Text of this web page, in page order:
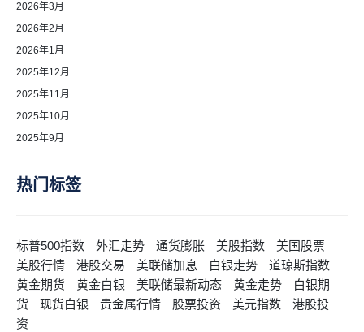
2026年3月
2026年2月
2026年1月
2025年12月
2025年11月
2025年10月
2025年9月
热门标签
标普500指数 外汇走势 通货膨胀 美股指数
美国股票
美股行情
港股交易 美联储加息 白银走势
道琼斯指数
黄金期货
黄金白银 美联储最新动态 黄金走势
白银期
货
现货白银 贵金属行情 股票投资 美元指数
港股投
资